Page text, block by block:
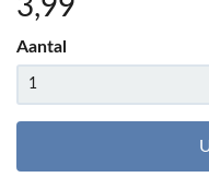
Aantal